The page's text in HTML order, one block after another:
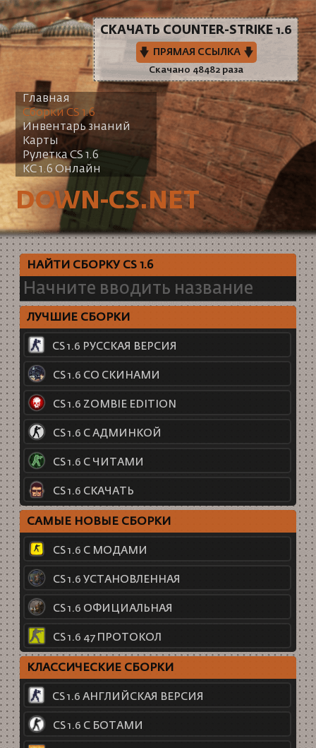
НАЙТИ СБОРКУ CS 1.6
ЛУЧШИЕ СБОРКИ
CS 1.6 РУССКАЯ ВЕРСИЯ
CS 1.6 СО СКИНАМИ
CS 1.6 ZOMBIE EDITION
CS 1.6 С АДМИНКОЙ
CS 1.6 С ЧИТАМИ
CS 1.6 СКАЧАТЬ
САМЫЕ НОВЫЕ СБОРКИ
CS 1.6 С МОДАМИ
CS 1.6 УСТАНОВЛЕННАЯ
CS 1.6 ОФИЦИАЛЬНАЯ
CS 1.6 47 ПРОТОКОЛ
КЛАССИЧЕСКИЕ СБОРКИ
CS 1.6 АНГЛИЙСКАЯ ВЕРСИЯ
CS 1.6 С БОТАМИ
Главная
Сборки CS 1.6
Инвентарь знаний
Карты
Рулетка CS 1.6
КС 1.6 Онлайн
DOWN-CS.NET
СКАЧАТЬ COUNTER-STRIKE 1.6
ПРЯМАЯ ССЫЛКА
Скачано 48482 раза